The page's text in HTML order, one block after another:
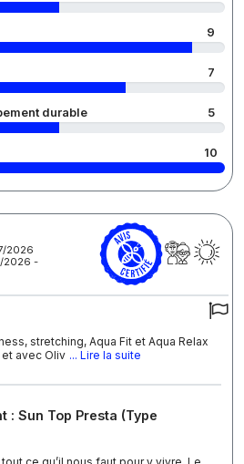
9
7
durable 5
10
2026
2026 -
stretching, Aqua Fit et Aqua Relax
avec Oliv ... Lire la suite
: Sun Top Presta (Type
ce qu’il nous faut pour y vivre. Le